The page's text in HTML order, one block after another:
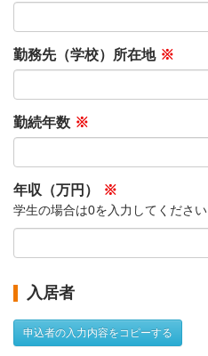
勤務先（学校）所在地 ※
勤続年数 ※
年収（万円） ※
学生の場合は0を入力してください
入居者
申込者の入力内容をコピーする